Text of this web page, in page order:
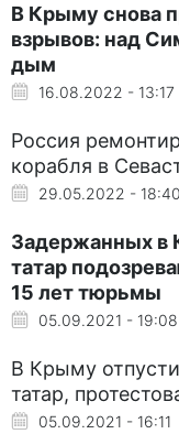
В Крыму снова
взрывов: над
дым
16.08.2022 - 13:17
Россия
корабля в
29.05.2022 - 18:40
Задержанных в
татар
15 лет тюрьмы
05.09.2021 - 19:08
В Крыму
татар,
05.09.2021 - 16:11